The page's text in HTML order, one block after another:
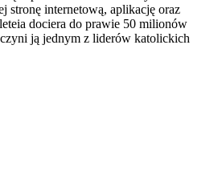
stronę internetową, aplikację oraz
dociera do prawie 50 milionów
ją jednym z liderów katolickich